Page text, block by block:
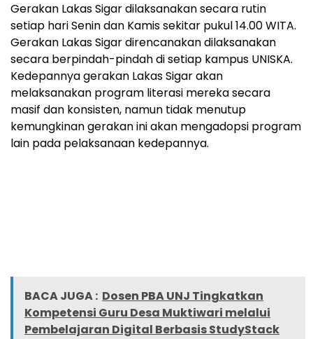
Gerakan Lakas Sigar dilaksanakan secara rutin
setiap hari Senin dan Kamis sekitar pukul 14.00 WITA.
Gerakan Lakas Sigar direncanakan dilaksanakan
secara berpindah-pindah di setiap kampus UNISKA.
Kedepannya gerakan Lakas Sigar akan
melaksanakan program literasi mereka secara
masif dan konsisten, namun tidak menutup
kemungkinan gerakan ini akan mengadopsi program
lain pada pelaksanaan kedepannya.
BACA JUGA : Dosen PBA UNJ Tingkatkan
Kompetensi Guru Desa Muktiwari melalui
Pembelajaran Digital Berbasis StudyStack